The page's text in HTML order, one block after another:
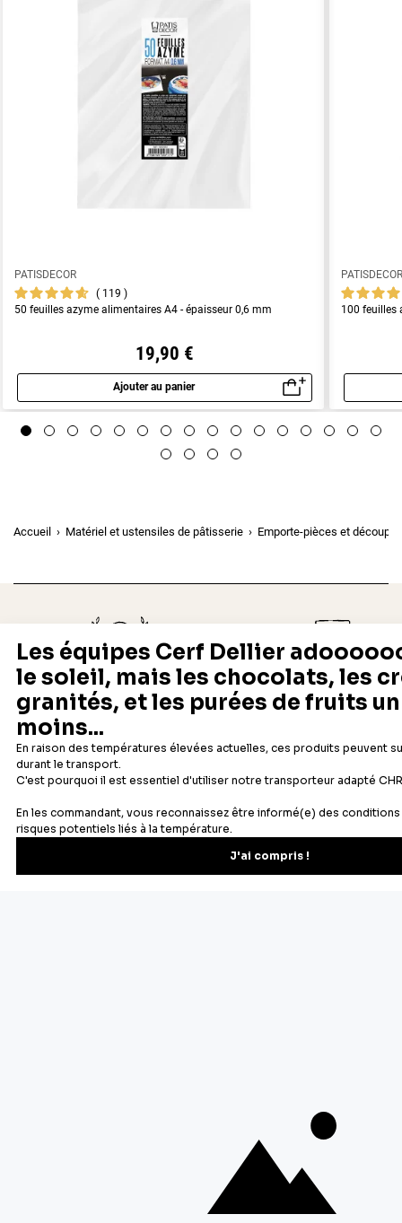
PATISDECOR
119
50 feuilles azyme alimentaires A4 - épaisseur 0,6 mm
19,90 €
Ajouter au panier
Aperçu rapide
100 feuilles
Accueil Matériel et ustensiles de pâtisserie Emporte-pièces et
Depuis 1932
Fabricant français reconnu
Livraison rapide 24/48h
Offerte dès 69 € en point
Newsletter
Recevez les recettes, astuces et offres spéciales.